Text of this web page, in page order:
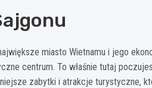
miasto Wietnamu i jego
centrum. To właśnie tutaj
zabytki i atrakcje turystyczne,